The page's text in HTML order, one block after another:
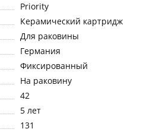
Priority
Керамический картридж
Для раковины
Германия
Фиксированный
На раковину
42
5 лет
131